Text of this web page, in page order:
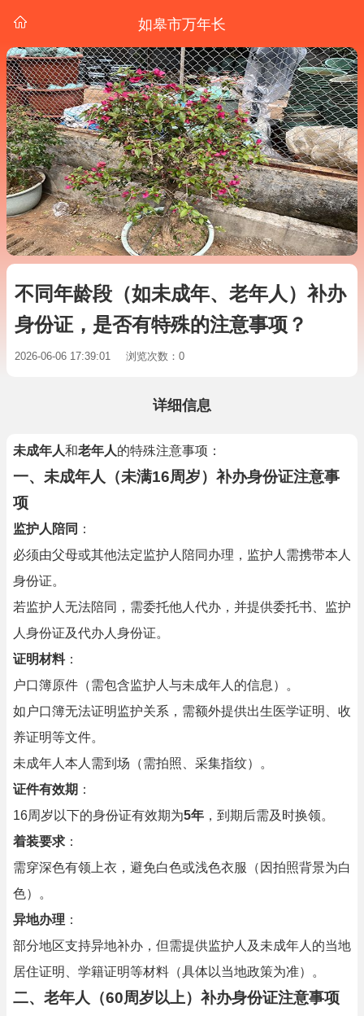
如皋市万年长
不同年龄段（如未成年、老年人）补办
身份证，是否有特殊的注意事项？
2026-06-06 17:39:01 浏览次数：0
详细信息
未成年人和老年人的特殊注意事项：
一、未成年人（未满16周岁）补办身份证注意事
项
监护人陪同 ：
必须由父母或其他法定监护人陪同办理，监护人需携带本人
身份证。
若监护人无法陪同，需委托他人代办，并提供委托书、监护
人身份证及代办人身份证。
证明材料：
户口簿原件（需包含监护人与未成年人的信息）。
如户口簿无法证明监护关系，需额外提供出生医学证明、收
养证明等文件。
未成年人本人需到场（需拍照、采集指纹）。
证件有效期 ：
16周岁以下的身份证有效期为5年 ，到期后需及时换领。
着装要求 ：
需穿深色有领上衣，避免白色或浅色衣服（因拍照背景为白
色）。
异地办理 ：
部分地区支持异地补办，但需提供监护人及未成年人的当地
居住证明、学籍证明等材料（具体以当地政策为准）。
二、老年人（60周岁以上）补办身份证注意事项